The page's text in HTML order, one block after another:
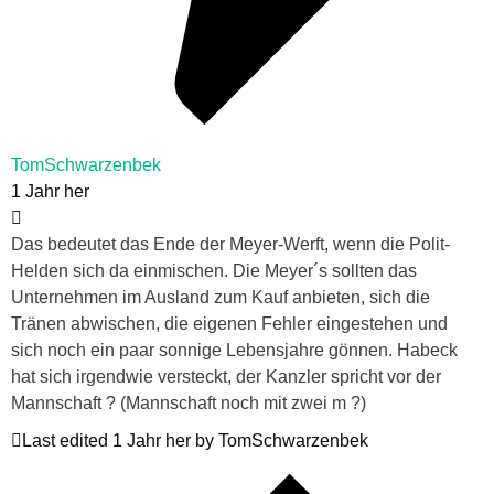
TomSchwarzenbek
1 Jahr her
Das bedeutet das Ende der Meyer-Werft, wenn die Polit-
Helden sich da einmischen. Die Meyer´s sollten das
Unternehmen im Ausland zum Kauf anbieten, sich die
Tränen abwischen, die eigenen Fehler eingestehen und
sich noch ein paar sonnige Lebensjahre gönnen. Habeck
hat sich irgendwie versteckt, der Kanzler spricht vor der
Mannschaft ? (Mannschaft noch mit zwei m ?)
Last edited 1 Jahr her by TomSchwarzenbek